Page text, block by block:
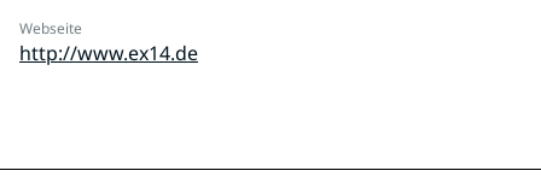
Webseite
http://www.ex14.de